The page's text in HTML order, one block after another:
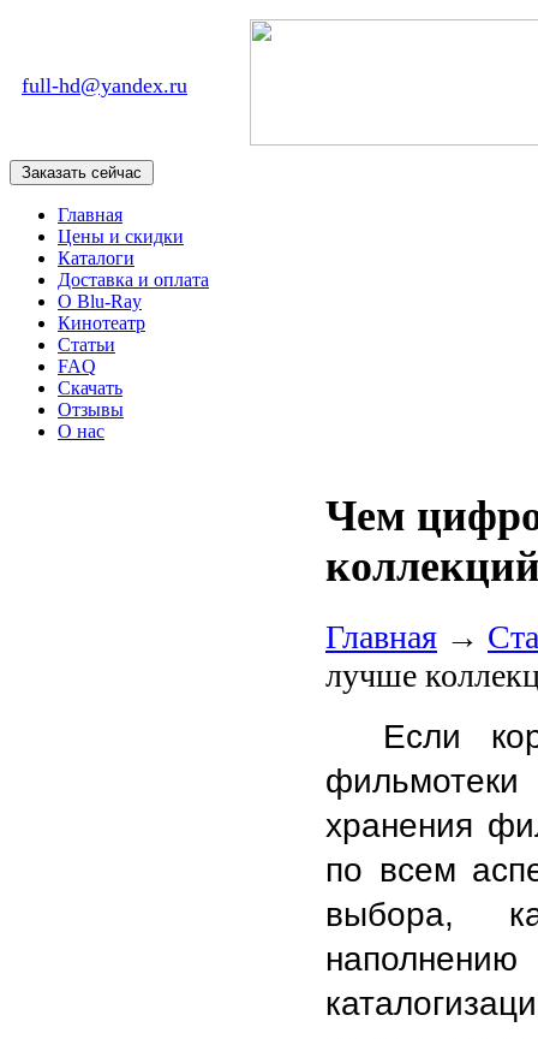
full-hd@yandex.ru
Главная
Цены и скидки
Каталоги
Доставка и оплата
О Blu-Ray
Кинотеатр
Статьи
FAQ
Скачать
Отзывы
О нас
Чем
Главная →
лучше
Если
хранения
по всем
выбора,
наполнению